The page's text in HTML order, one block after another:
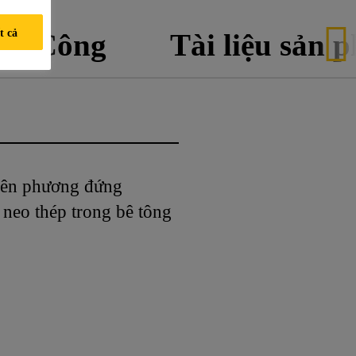
Công Tài liệu sản
phương đứng
thép trong bê tông
cả